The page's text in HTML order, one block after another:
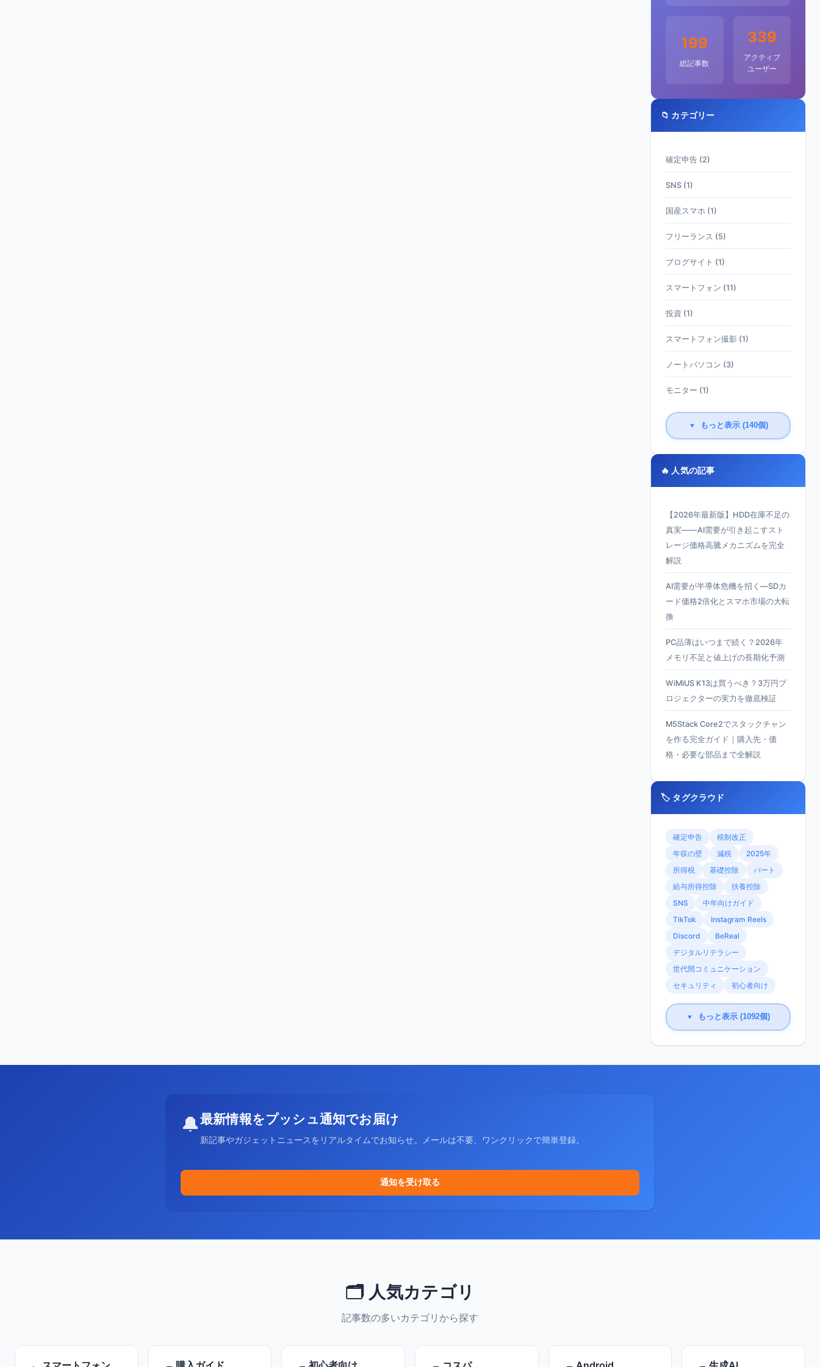
199
総記事数
339
アクティブ
ユーザー
📁 カテゴリー
確定申告 (2)
SNS (1)
国産スマホ (1)
フリーランス (5)
ブログサイト (1)
スマートフォン (11)
投資 (1)
スマートフォン撮影 (1)
ノートパソコン (3)
モニター (1)
▼ もっと表示 (140個)
🔥 人気の記事
【2026年最新版】HDD在庫不足の
真実——AI需要が引き起こすスト
レージ価格高騰メカニズムを完全
解説
AI需要が半導体危機を招く—SDカ
ード価格2倍化とスマホ市場の大転
換
PC品薄はいつまで続く？2026年
メモリ不足と値上げの長期化予測
WiMiUS K13は買うべき？3万円プ
ロジェクターの実力を徹底検証
M5Stack Core2でスタックチャン
を作る完全ガイド｜購入先・価
格・必要な部品まで全解説
🏷️ タグクラウド
確定申告
税制改正
年収の壁
減税
2025年
所得税
基礎控除
パート
給与所得控除
扶養控除
SNS
中年向けガイド
TikTok
Instagram Reels
Discord
BeReal
デジタルリテラシー
世代間コミュニケーション
セキュリティ
初心者向け
▼ もっと表示 (1092個)
🔔最新情報をプッシュ通知でお届け
新記事やガジェットニュースをリアルタイムでお知らせ。メールは不要、ワンクリックで簡単登録。
通知を受け取る
🗂️ 人気カテゴリ
記事数の多いカテゴリから探す